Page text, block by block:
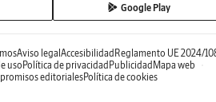
Google Play
Aviso legal Accesibilidad Reglamento UE 2024/
usoPolítica de privacidad Publicidad Mapa web
editorialesPolítica de cookies